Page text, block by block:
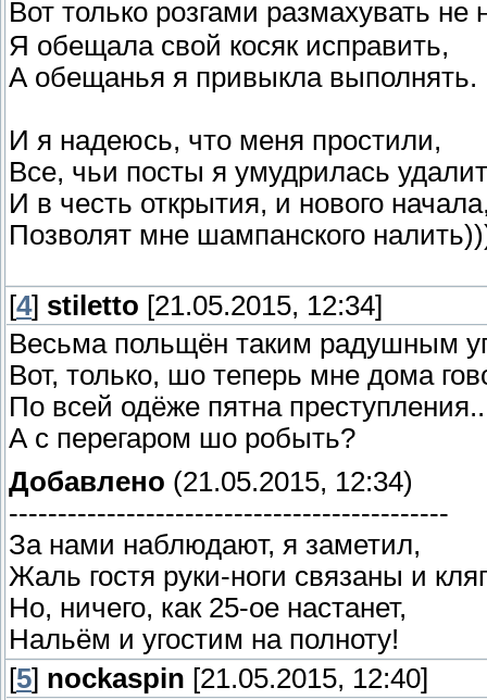
Вот только розгами размахувать не
Я обещала свой косяк исправить,
А обещанья я привыкла выполнять.
И я надеюсь, что меня простили,
Все, чьи посты я умудрилась
И в честь открытия, и нового
Позволят мне шампанского
[4] stiletto [21.05.2015, 12:34]
Весьма польщён таким радушным
Вот, только, шо теперь мне дома
По всей одёже пятна
А с перегаром шо робыть?
Добавлено (21.05.2015, 12:34)
---------------------------------------------
За нами наблюдают, я заметил,
Жаль гостя руки-ноги связаны и
Но, ничего, как 25-ое настанет,
Нальём и угостим на полноту!
[5] nockaspin [21.05.2015, 12:40]